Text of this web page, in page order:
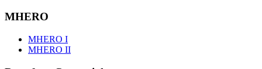
MHERO
MHERO I
MHERO II